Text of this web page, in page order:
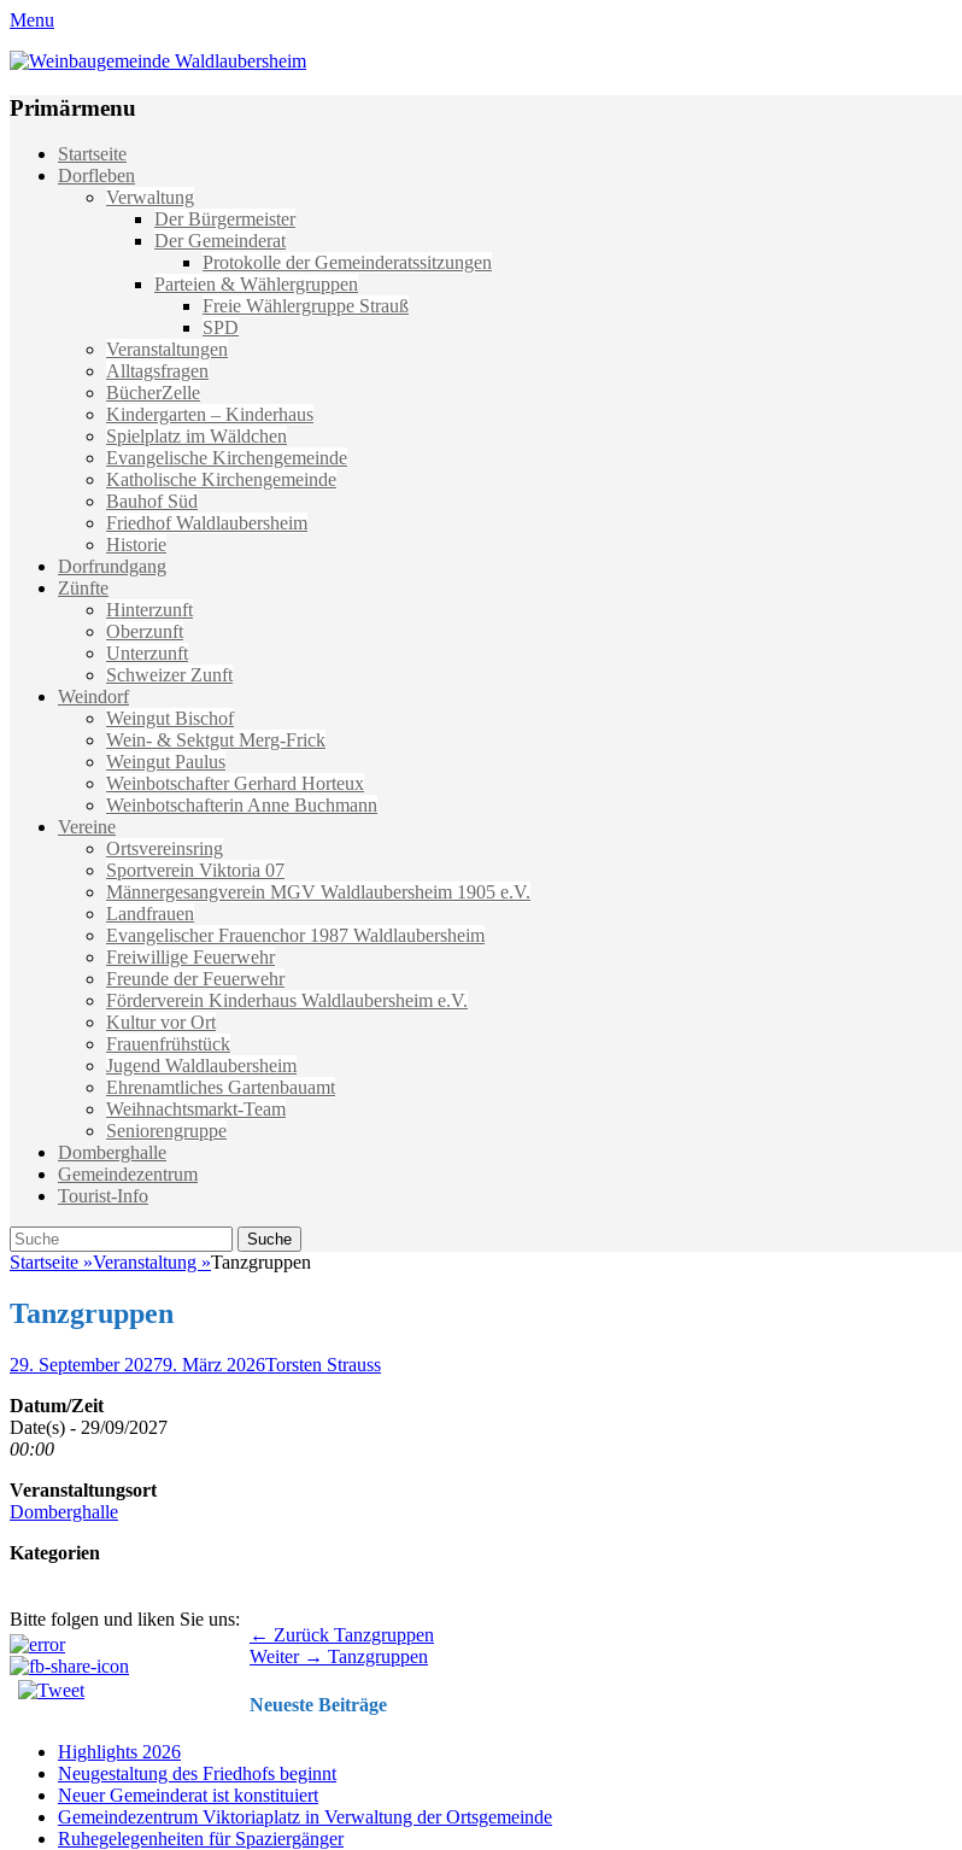
Menu
Weinbaugemeinde Waldlaubersheim
Primärmenu
Weiter
zum
Startseite
Dorfleben
Verwaltung
Der Bürgermeister
Der Gemeinderat
Protokolle der Gemeinderatssitzungen
Parteien & Wählergruppen
Freie Wählergruppe Strauß
SPD
Veranstaltungen
Alltagsfragen
BücherZelle
Kindergarten – Kinderhaus
Spielplatz im Wäldchen
Evangelische Kirchengemeinde
Katholische Kirchengemeinde
Bauhof Süd
Friedhof Waldlaubersheim
Historie
Dorfrundgang
Zünfte
Hinterzunft
Oberzunft
Unterzunft
Schweizer Zunft
Weindorf
Weingut Bischof
Wein- & Sektgut Merg-Frick
Weingut Paulus
Weinbotschafter Gerhard Horteux
Weinbotschafterin Anne Buchmann
Vereine
Ortsvereinsring
Sportverein Viktoria 07
Männergesangverein MGV Waldlaubersheim 1905 e.V.
Landfrauen
Evangelischer Frauenchor 1987 Waldlaubersheim
Freiwillige Feuerwehr
Freunde der Feuerwehr
Förderverein Kinderhaus Waldlaubersheim e.V.
Kultur vor Ort
Frauenfrühstück
Jugend Waldlaubersheim
Ehrenamtliches Gartenbauamt
Weihnachtsmarkt-Team
Seniorengruppe
Domberghalle
Gemeindezentrum
Tourist-Info
Suche
Suche
nach:
Startseite »Veranstaltung »Tanzgruppen
Tanzgruppen
Veröffentlicht
29. September 20279. März 2026Autor
Torsten Strauss
Datum/Zeit
Date(s) - 29/09/2027
00:00
Veranstaltungsort
Domberghalle
Kategorien
Bitte folgen und liken Sie uns:
Beitragsnavigation ← Zurück Vorhergehender
Beitrag:
Tanzgruppen
Weiter → Nächster
Tanzgruppen
Neueste Beiträge
Highlights 2026
Neugestaltung des Friedhofs beginnt
Neuer Gemeinderat ist konstituiert
Gemeindezentrum Viktoriaplatz in Verwaltung der Ortsgemeinde
Ruhegelegenheiten für Spaziergänger